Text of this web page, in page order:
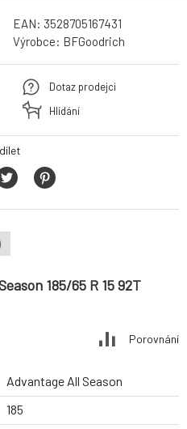
EAN: 3528705167431
Výrobce: BFGoodrich
Dotaz prodejci
Hlídání
185/65 R 15 92T
Porovnání
Advantage All Season
185